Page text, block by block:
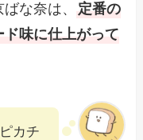
な奈は、
定番の
ド味に仕上がって
カチ